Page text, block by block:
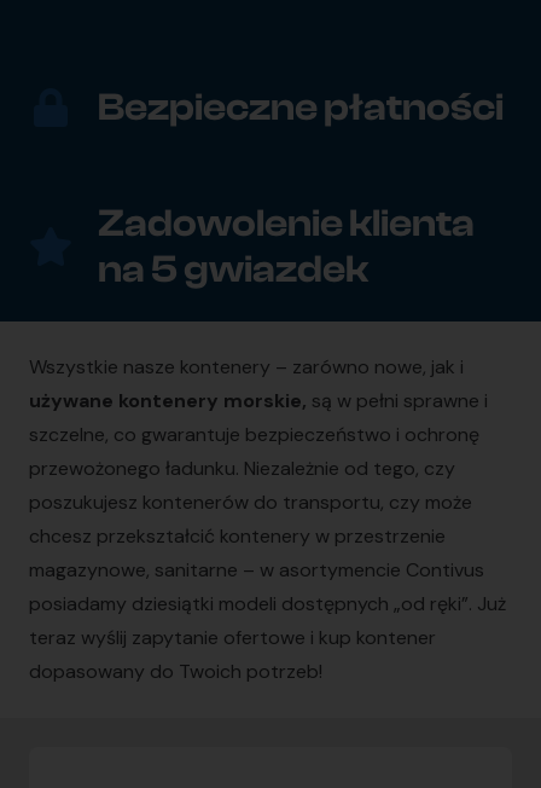
Bezpieczne płatności
Zadowolenie klienta
na 5 gwiazdek
Wszystkie nasze kontenery – zarówno nowe, jak i
używane kontenery morskie, są w pełni sprawne i
szczelne, co gwarantuje bezpieczeństwo i ochronę
przewożonego ładunku. Niezależnie od tego, czy
poszukujesz kontenerów do transportu, czy może
chcesz przekształcić kontenery w przestrzenie
magazynowe, sanitarne – w asortymencie Contivus
posiadamy dziesiątki modeli dostępnych „od ręki”. Już
teraz wyślij zapytanie ofertowe i kup kontener
dopasowany do Twoich potrzeb!